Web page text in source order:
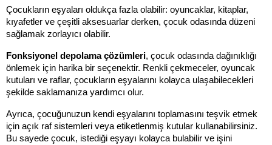
Çocukların eşyaları oldukça fazla olabilir: oyuncaklar, kitaplar,
kıyafetler ve çeşitli aksesuarlar derken, çocuk odasında düzeni
sağlamak zorlayıcı olabilir.
Fonksiyonel depolama çözümleri, çocuk odasında dağınıklığı
önlemek için harika bir seçenektir. Renkli çekmeceler, oyuncak
kutuları ve raflar, çocukların eşyalarını kolayca ulaşabilecekleri
şekilde saklamanıza yardımcı olur.
Ayrıca, çocuğunuzun kendi eşyalarını toplamasını teşvik etmek
için açık raf sistemleri veya etiketlenmiş kutular kullanabilirsiniz.
Bu sayede çocuk, istediği eşyayı kolayca bulabilir ve işini